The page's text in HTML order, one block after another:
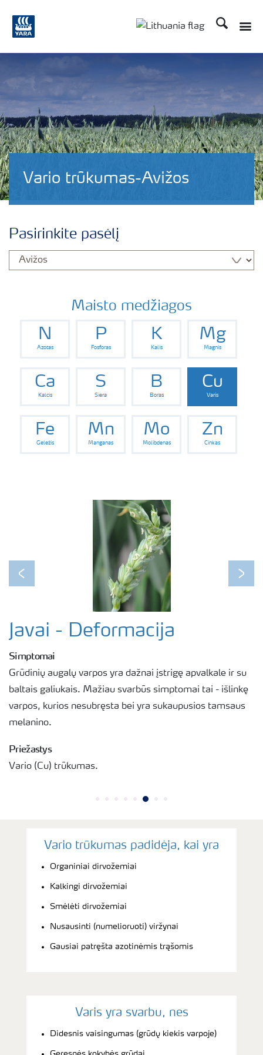
Ieškoti
Vario trūkumas-Avižos
Pasirinkite pasėlį
Maisto medžiagos
N
Azotas
P
Fosforas
K
Kalis
Mg
Magnis
Ca
Kalcis
S
Siera
B
Boras
Cu
Varis
Fe
Geležis
Mn
Manganas
Mo
Molibdenas
Zn
Cinkas
Previous Next
Javai - Deformacija
Simptomai
Grūdinių augalų varpos yra dažnai įstrigę apvalkale ir su
baltais galiukais. Mažiau svarbūs simptomai tai - išlinkę
varpos, kurios nesubręsta bei yra sukaupusios tamsaus
melanino.
Priežastys
Vario (Cu) trūkumas.
Vario trūkumas padidėja, kai yra
Organiniai dirvožemiai
Kalkingi dirvožemiai
Smėlėti dirvožemiai
Nusausinti (numelioruoti) viržynai
Gausiai patręšta azotinėmis trąšomis
Varis yra svarbu, nes
Didesnis vaisingumas (grūdų kiekis varpoje)